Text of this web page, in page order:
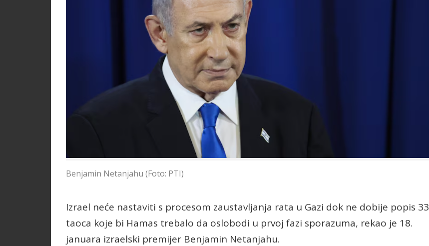
Benjamin Netanjahu (Foto: PTI)
Izrael neće nastaviti s procesom zaustavljanja rata u Gazi dok ne dobije popis 33
taoca koje bi Hamas trebalo da oslobodi u prvoj fazi sporazuma, rekao je 18.
januara izraelski premijer Benjamin Netanjahu.